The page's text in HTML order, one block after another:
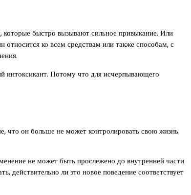
которые быстро вызывают сильное привыкание. Или
относится ко всем средствам или также способам, с
интоксикант. Потому что для исчерпывающего
что он больше не может контролировать свою жизнь.
не может быть прослежено до внутренней части
ли это новое поведение соответствует